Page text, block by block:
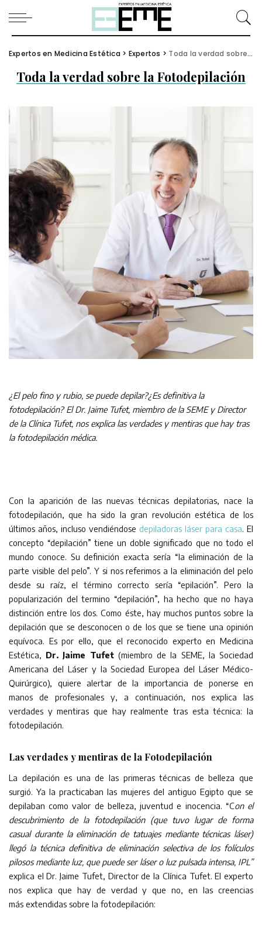
Expertos en Medicina Estética > Expertos > Toda la verdad sobre la Fotodepilación
Toda la verdad sobre la Fotodepilación
¿El pelo fino y rubio, se puede depilar?¿Es definitiva la
fotodepilación? El Dr. Jaime Tufet, miembro de la SEME y Director
de la Clínica Tufet, nos explica las verdades y mentiras que hay tras
la fotodepilación médica.
Con la aparición de las nuevas técnicas depilatorias, nace la
fotodepilación, que ha sido la gran revolución estética de los
últimos años, incluso vendiéndose depiladoras láser para casa. El
concepto “depilación” tiene un doble significado que no todo el
mundo conoce. Su definición exacta sería “la eliminación de la
parte visible del pelo”. Y si nos referimos a la eliminación del pelo
desde su raíz, el término correcto sería “epilación”. Pero la
popularización del termino “depilación”, ha hecho que no haya
distinción entre los dos. Como éste, hay muchos puntos sobre la
depilación que se desconocen o de los que se tiene una opinión
equívoca. Es por ello, que el reconocido experto en Medicina
Estética, Dr. Jaime Tufet(miembro de la SEME, la Sociedad
Americana del Láser y la Sociedad Europea del Láser Médico-
Quirúrgico), quiere alertar de la importancia de ponerse en
manos de profesionales y, a continuación, nos explica las
verdades y mentiras que hay realmente tras esta técnica: la
fotodepilación.
Las verdades y mentiras de la Fotodepilación
La depilación es una de las primeras técnicas de belleza que
surgió. Ya la practicaban las mujeres del antiguo Egipto que se
depilaban como valor de belleza, juventud e inocencia. “Con el
descubrimiento de la fotodepilación (que tuvo lugar de forma
casual durante la eliminación de tatuajes mediante técnicas láser)
llegó la técnica definitiva de eliminación selectiva de los folículos
pilosos mediante luz, que puede ser láser o luz pulsada intensa, IPL”
explica el Dr. Jaime Tufet, Director de la Clínica Tufet. El experto
nos explica que hay de verdad y que no, en las creencias
más extendidas sobre la fotodepilación: